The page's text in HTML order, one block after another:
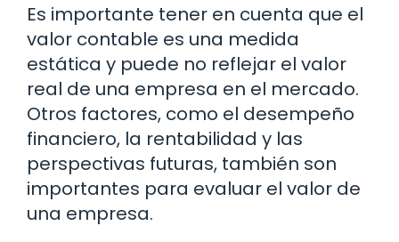
Es importante tener en cuenta que el
valor contable es una medida
estática y puede no reflejar el valor
real de una empresa en el mercado.
Otros factores, como el desempeño
financiero, la rentabilidad y las
perspectivas futuras, también son
importantes para evaluar el valor de
una empresa.